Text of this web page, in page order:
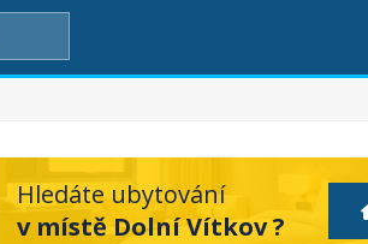
Hledáte ubytování
v místě Dolní Vítkov ?